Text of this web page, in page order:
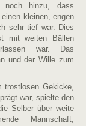
noch hinzu, dass
kleinen, engen
sehr tief war. Dies
mit weiten Bällen
war. Das
und der Wille zum
trostlosen Gekicke,
war, spielte den
Selber über weite
Mannschaft,